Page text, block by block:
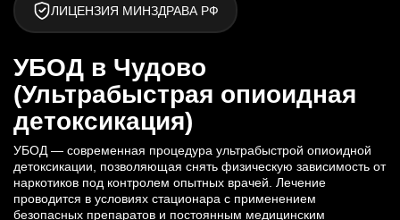
ЛИЦЕНЗИЯ МИНЗДРАВА РФ
УБОД в Чудово
(Ультрабыстрая опиоидная
детоксикация)
УБОД — современная процедура ультрабыстрой опиоидной
детоксикации, позволяющая снять физическую зависимость от
наркотиков под контролем опытных врачей. Лечение
проводится в условиях стационара с применением
безопасных препаратов и постоянным медицинским